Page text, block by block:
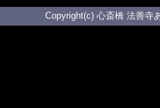
Copyright(c) 心斎橋 法善寺